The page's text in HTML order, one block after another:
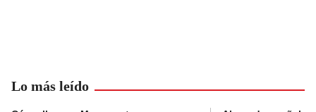
Lo más leído